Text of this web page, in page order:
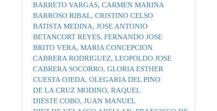
BARRETO VARGAS, CARMEN MARINA
BARROSO RIBAL, CRISTINO CELSO
BATISTA MEDINA, JOSE ANTONIO
BETANCORT REYES, FERNANDO JOSE
BRITO VERA, MARIA CONCEPCION
CABRERA RODRIGUEZ, LEOPOLDO JOSE
CABRERA SOCORRO, GLORIA ESTHER
CUESTA OJEDA, OLEGARIA DEL PINO
DE LA CRUZ MODINO, RAQUEL
DIESTE COBO, JUAN MANUEL